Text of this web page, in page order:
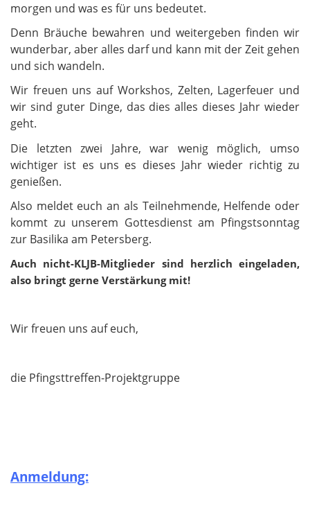
morgen und was es für uns bedeutet.
Denn Bräuche bewahren und weitergeben finden wir
wunderbar, aber alles darf und kann mit der Zeit gehen
und sich wandeln.
Wir freuen uns auf Workshos, Zelten, Lagerfeuer und
wir sind guter Dinge, das dies alles dieses Jahr wieder
geht.
Die letzten zwei Jahre, war wenig möglich, umso
wichtiger ist es uns es dieses Jahr wieder richtig zu
genießen.
Also meldet euch an als Teilnehmende, Helfende oder
kommt zu unserem Gottesdienst am Pfingstsonntag
zur Basilika am Petersberg.
Auch nicht-KLJB-Mitglieder sind herzlich eingeladen,
also bringt gerne Verstärkung mit!
Wir freuen uns auf euch,
die Pfingsttreffen-Projektgruppe
Anmeldung: